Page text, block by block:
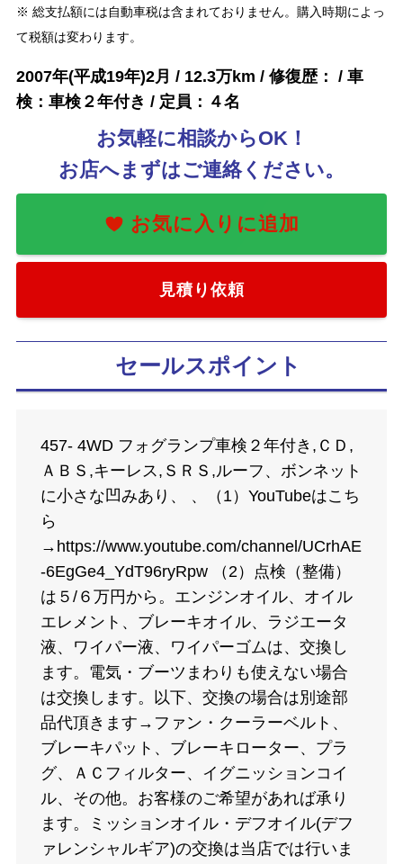
※ 総支払額には自動車税は含まれておりません。購入時期によっ
て税額は変わります。
2007年(平成19年)2月 / 12.3万km / 修復歴： / 車
検：車検２年付き / 定員：４名
お気軽に相談からOK！
お店へまずはご連絡ください。
見積り依頼
セールスポイント
457- 4WD フォグランプ車検２年付き,ＣＤ,
ＡＢＳ,キーレス,ＳＲＳ,ルーフ、ボンネット
に小さな凹みあり、 、（1）YouTubeはこち
ら
→https://www.youtube.com/channel/UCrhAE
-6EgGe4_YdT96ryRpw （2）点検（整備）
は５/６万円から。エンジンオイル、オイル
エレメント、ブレーキオイル、ラジエータ
液、ワイパー液、ワイパーゴムは、交換し
ます。電気・ブーツまわりも使えない場合
は交換します。以下、交換の場合は別途部
品代頂きます→ファン・クーラーベルト、
ブレーキパット、ブレーキローター、プラ
グ、ＡＣフィルター、イグニッションコイ
ル、その他。お客様のご希望があれば承り
ます。ミッションオイル・デフオイル(デフ
ァレンシャルギア)の交換は当店では行いま